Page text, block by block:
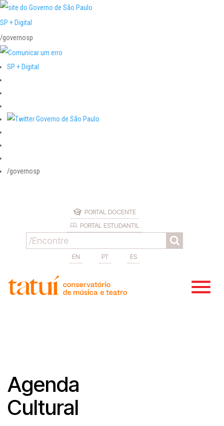
SP + Digital
/governosp
SP + Digital
/governosp
PORTAL DOCENTE
PORTAL ESTUDANTIL
EN PT ES
Agenda
Cultural